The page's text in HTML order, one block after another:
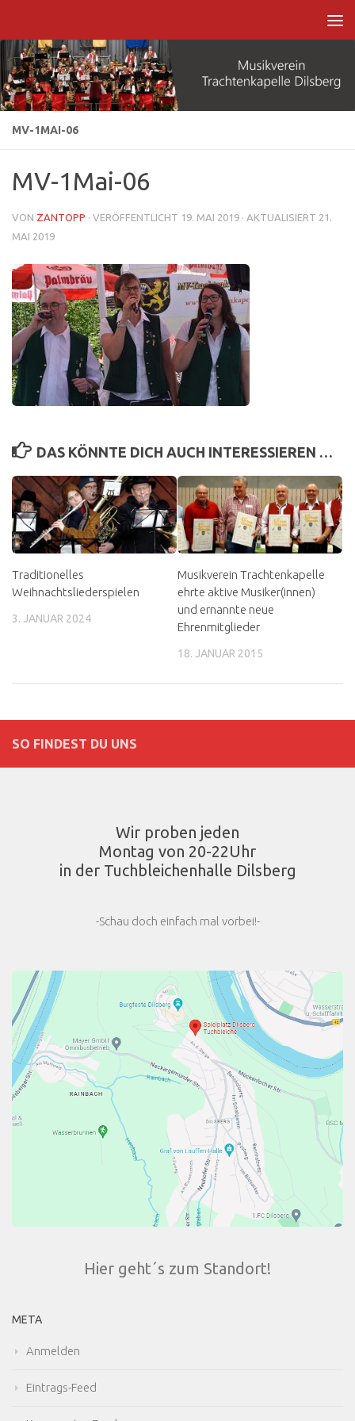
MV-1MAI-06
MV-1Mai-06
VON ZANTOPP · VERÖFFENTLICHT 19. MAI 2019 · AKTUALISIERT 21.
MAI 2019
DAS KÖNNTE DICH AUCH INTERESSIEREN …
Traditionelles
Weihnachtsliederspielen
3. JANUAR 2024
Musikverein Trachtenkapelle
ehrte aktive Musiker(innen)
und ernannte neue
Ehrenmitglieder
18. JANUAR 2015
SO FINDEST DU UNS
Wir proben jeden
Montag von 20-22Uhr
in der Tuchbleichenhalle Dilsberg
-Schau doch einfach mal vorbei!-
Hier geht´s zum Standort!
META
Anmelden
Eintrags-Feed